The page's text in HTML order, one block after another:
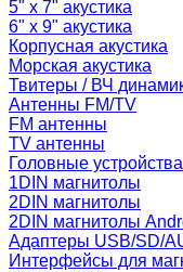
5" x 7" акустика
6" x 9" акустика
Корпусная акустика
Морская акустика
Твитеры / ВЧ
Антенны FM/TV
FM антенны
TV антенны
Головные устройства
1DIN магнитолы
2DIN магнитолы
2DIN магнитолы
Адаптеры USB/SD/
Интерфейсы для